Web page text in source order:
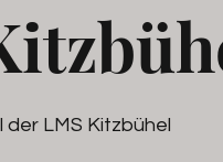
der LMS Kitzbühel